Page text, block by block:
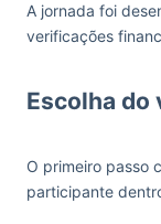
A jornada foi
verificações
Escolha do
O primeiro passo
participante